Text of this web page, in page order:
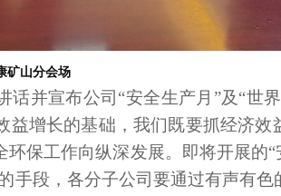
矿山分会场
并宣布公司“安全生产月”及“世
增长的基础，我们既要抓经济效
保工作向纵深发展。即将开展的“
手段，各分子公司要通过有声有色